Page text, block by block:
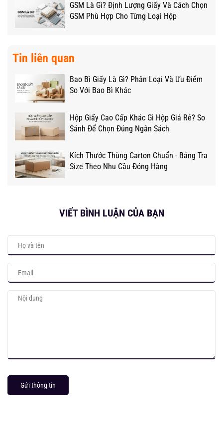
GSM Là Gì? Định Lượng Giấy Và Cách Chọn
GSM Phù Hợp Cho Từng Loại Hộp
Tin liên quan
Bao Bì Giấy Là Gì? Phân Loại Và Ưu Điểm
So Với Bao Bì Khác
Hộp Giấy Cao Cấp Khác Gì Hộp Giá Rẻ? So
Sánh Để Chọn Đúng Ngân Sách
Kích Thước Thùng Carton Chuẩn - Bảng Tra
Size Theo Nhu Cầu Đóng Hàng
VIẾT BÌNH LUẬN CỦA BẠN
Gửi thông tin